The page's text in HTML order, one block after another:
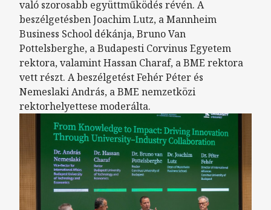
való szorosabb együttműködés révén. A
beszélgetésben Joachim Lutz, a Mannheim
Business School dékánja, Bruno Van
Pottelsberghe, a Budapesti Corvinus Egyetem
rektora, valamint Hassan Charaf, a BME rektora
vett részt. A beszélgetést Fehér Péter és
Nemeslaki András, a BME nemzetközi
rektorhelyettese moderálta.